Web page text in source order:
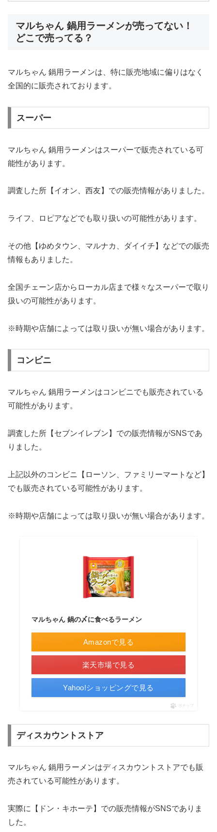
マルちゃん 鍋用ラーメンが売ってない！
どこで売ってる？
マルちゃん 鍋用ラーメンは、特に販売地域に偏りはなく
全国的に販売されております。
スーパー
マルちゃん 鍋用ラーメンはスーパーで販売されている可
能性があります。
調査した所【イオン、西友】での販売情報がありました。
ライフ、ロピアなどでも取り扱いの可能性があります。
その他【ゆめタウン、マルナカ、ダイイチ】などでの販売
情報もありました。
全国チェーン店からローカル店まで様々なスーパーで取り
扱いの可能性があります。
※時期や店舗によっては取り扱いが無い場合があります。
コンビニ
マルちゃん 鍋用ラーメンはコンビニでも販売されている
可能性があります。
調査した所【セブンイレブン】での販売情報がSNSであ
りました。
上記以外のコンビニ【ローソン、ファミリーマートなど】
でも販売されている可能性があります。
※時期や店舗によっては取り扱いが無い場合があります。
マルちゃん 鍋の〆に食べるラーメン
Amazonで見る
楽天市場で見る
Yahoo!ショッピングで見る
ポチップ
ディスカウントストア
マルちゃん 鍋用ラーメンはディスカウントストアでも販
売されている可能性があります。
実際に【ドン・キホーテ】での販売情報がSNSでありま
した。